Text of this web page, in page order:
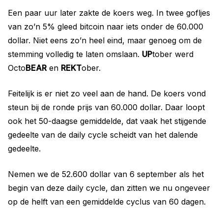
Een paar uur later zakte de koers weg. In twee gofljes
van zo’n 5% gleed bitcoin naar iets onder de 60.000
dollar. Niet eens zo’n heel eind, maar genoeg om de
stemming volledig te laten omslaan. UPtober werd
OctoBEAR en REKTober.
Feitelijk is er niet zo veel aan de hand. De koers vond
steun bij de ronde prijs van 60.000 dollar. Daar loopt
ook het 50-daagse gemiddelde, dat vaak het stijgende
gedeelte van de daily cycle scheidt van het dalende
gedeelte.
Nemen we de 52.600 dollar van 6 september als het
begin van deze daily cycle, dan zitten we nu ongeveer
op de helft van een gemiddelde cyclus van 60 dagen.